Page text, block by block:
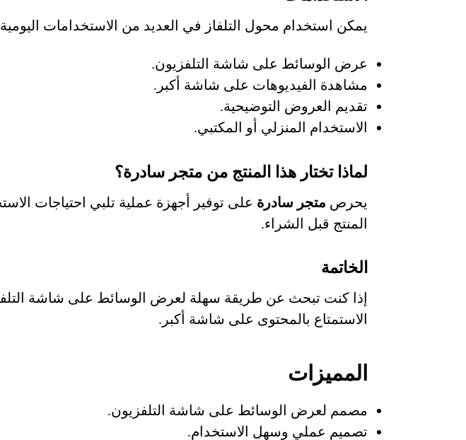
يمكن استخدام محول التلفاز في العديد من الاستخدامات
عرض الوسائط على شاشة التلفزيون.
مشاهدة الفيديوهات على شاشة أكبر.
تقديم العروض التوضيحية.
الاستخدام المنزلي أو المكتبي.
لماذا تختار هذا المنتج من متجر سادرة؟
يحرص متجر سادرة على توفير أجهزة عملية تلبي احتياجات
المنتج قبل الشراء.
الخاتمة
إذا كنت تبحث عن طريقة سهلة لعرض الوسائط على شاشة
الاستمتاع بالمحتوى على شاشة أكبر.
المميزات
مصمم لعرض الوسائط على شاشة التلفزيون.
تصميم عملي وسهل الاستخدام.